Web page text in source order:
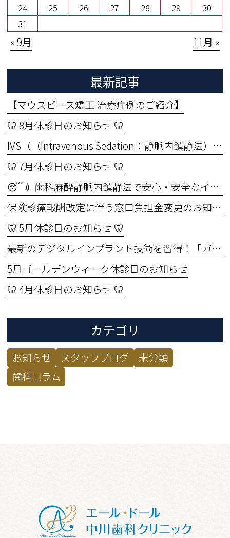
24 25 26 27 28 29
30
31
« 9月 11月 »
最新記事
【マウスピース矯正 治療症例のご紹介】
🦷 8月休診日のお知らせ 🦷
IVS（（Intravenous Sedation：静脈内鎮静法））セミナーを受講しました🦷✨ ～より安全なインプラント治療のために～
🦷 7月休診日のお知らせ 🦷
😴💉 歯科麻酔静脈内鎮静法で安心・安全なインプラント手術🦷
保険診療報酬改定に伴う窓口負担金変更のお知らせ
🦷 5月休診日のお知らせ 🦷
最新のデジタルインプラント技術を習得！「ガイド手術セミナー」に参加してきました🦷✨
5月ゴールデンウィーク休診日のお知らせ
🦷 4月休診日のお知らせ 🦷
カテゴリ
お知らせ スタッフブログ
未分類
歯科コラム